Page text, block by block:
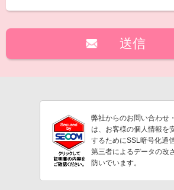
弊社からのお問い合わせ
は、お客様の個人情報を
するためにSSL暗号化通
第三者によるデータの改
防いでいます。